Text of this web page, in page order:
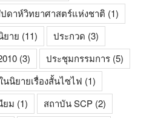
ดาห์วิทยาศาสตร์แห่งชาติ (1)
ยาย (11) ประกวด (3)
(3) ประชุมกรรมการ (5)
นนิยายเรื่องสั้นไซไฟ (1)
ยม (1) สถาบัน SCP (2)